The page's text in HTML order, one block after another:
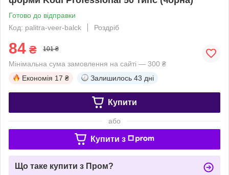
Готово до відправки
Код: palitra-veer-balck
Роздріб
84 ₴ 101 ₴
Мінімальна сума замовлення на сайті — 300 ₴
Економія 17 ₴ Залишилось 43 дні
Купити
або
Купити з
Що таке купити з Пром?